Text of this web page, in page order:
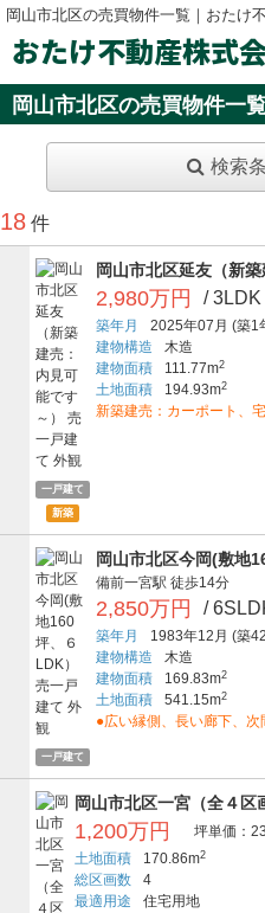
岡山市北区の売買物件一覧｜おたけ
おたけ不動産株式
岡山市北区の売買物件一
検索
18 件
一戸建て
新築
岡山市北区延友（新
2,980万円 / 3LDK
築年月 2025年07月 (築1
建物構造
木造
建物面積
111.77m2
土地面積 194.93m2
新築建売：カーポート、
一戸建て
岡山市北区今岡(敷地
備前一宮駅 徒歩14分
2,850万円 /
築年月 1983年12月 (築
建物構造
木造
建物面積
169.83m2
土地面積 541.15m2
●広い縁側、長い廊下、次
岡山市北区一宮（全４区
1,200万円
坪単価：
土地面積
170.86m2
総区画数
4
最適用途
住宅用地